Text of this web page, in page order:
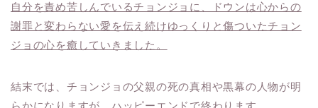
自分を責め苦しんでいるチョンジョに、ドウンは心からの
謝罪と変わらない愛を伝え続けゆっくりと傷ついたチョン
ジョの心を癒していきました。
結末では、チョンジョの父親の死の真相や黒幕の人物が明
らかになりますが、ハッピーエンドで終わります。